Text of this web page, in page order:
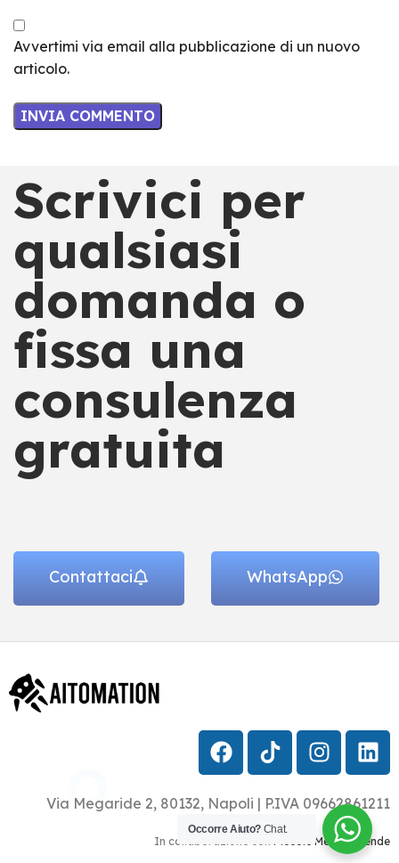
Avvertimi via email alla pubblicazione di un nuovo
articolo.
Scrivici per
qualsiasi
domanda o
fissa una
consulenza
gratuita
Contattaci WhatsApp
Via Megaride 2, 80132, Napoli | P.IVA 09662861211
In collaborazione con Piccole Medie Aziende
Occorre Aiuto?Chat.